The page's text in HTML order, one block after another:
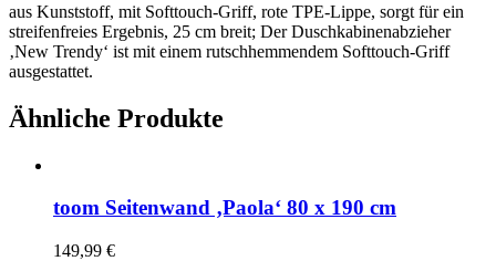
aus Kunststoff, mit Softtouch-Griff, rote TPE-Lippe, sorgt für ein
streifenfreies Ergebnis, 25 cm breit; Der Duschkabinenabzieher
‚New Trendy‘ ist mit einem rutschhemmendem Softtouch-Griff
ausgestattet.
Ähnliche Produkte
toom Seitenwand ‚Paola‘ 80 x 190 cm
149,99 €